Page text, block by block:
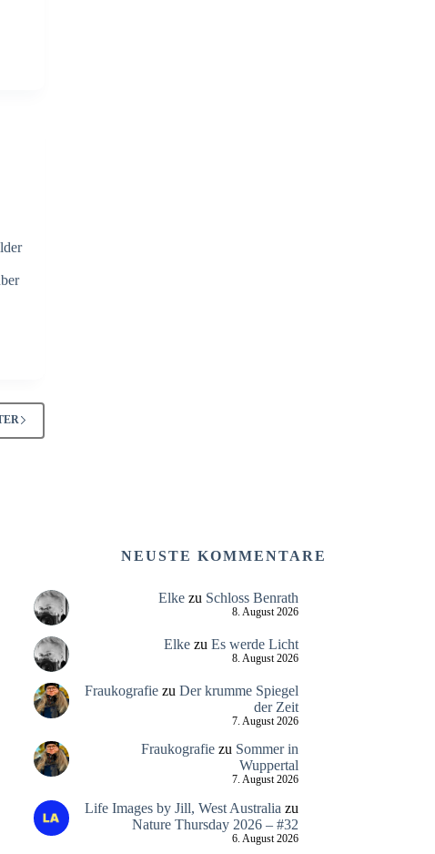
NEUSTE KOMMENTARE
Elkezu Schloss Benrath
8. August 2026
Elkezu Es werde Licht
8. August 2026
Fraukografiezu Der krumme Spiegel
der Zeit
7. August 2026
Fraukografiezu Sommer in
Wuppertal
7. August 2026
Life Images by Jill, West Australia zu
Nature Thursday 2026 – #32
6. August 2026